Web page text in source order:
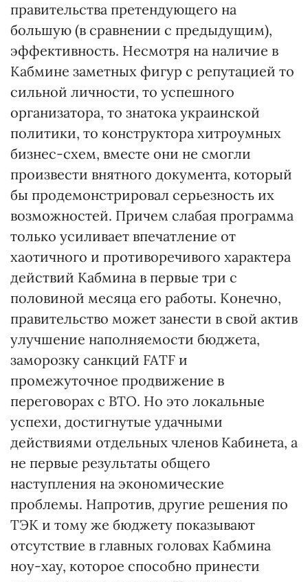
правительства претендующего на
большую (в сравнении с предыдущим),
эффективность. Несмотря на наличие в
Кабмине заметных фигур с репутацией то
сильной личности, то успешного
организатора, то знатока украинской
политики, то конструктора хитроумных
бизнес-схем, вместе они не смогли
произвести внятного документа, который
бы продемонстрировал серьезность их
возможностей. Причем слабая программа
только усиливает впечатление от
хаотичного и противоречивого характера
действий Кабмина в первые три с
половиной месяца его работы. Конечно,
правительство может занести в свой актив
улучшение наполняемости бюджета,
заморозку санкций FATF и
промежуточное продвижение в
переговорах с ВТО. Но это локальные
успехи, достигнутые удачными
действиями отдельных членов Кабинета, а
не первые результаты общего
наступления на экономические
проблемы. Напротив, другие решения по
ТЭК и тому же бюджету показывают
отсутствие в главных головах Кабмина
ноу-хау, которое способно принести